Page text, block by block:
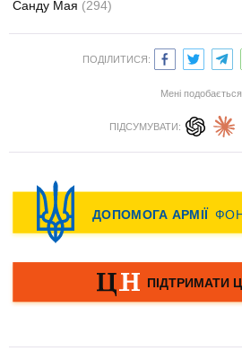
Санду Мая (294)
ПОДІЛИТИСЯ:
Мені подобається
ПІДСУМУВАТИ: